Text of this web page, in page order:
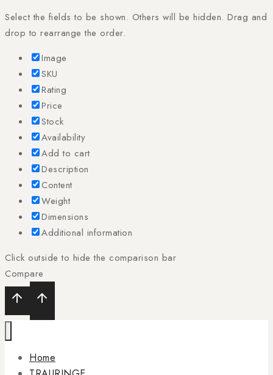
Select the fields to be shown. Others will be hidden. Drag and
drop to rearrange the order.
Image
SKU
Rating
Price
Stock
Availability
Add to cart
Description
Content
Weight
Dimensions
Additional information
Click outside to hide the comparison bar
Compare
Home